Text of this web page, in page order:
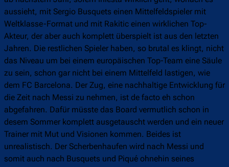
aussieht, mit Sergio Busquets einen Mittelfeldspieler mit
Weltklasse-Format und mit Rakitic einen wirklichen Top-
Akteur, der aber auch komplett überspielt ist aus den letzten
Jahren. Die restlichen Spieler haben, so brutal es klingt, nicht
das Niveau um bei einem europäischen Top-Team eine Säule
zu sein, schon gar nicht bei einem Mittelfeld lastigen, wie
dem FC Barcelona. Der Zug, eine nachhaltige Entwicklung für
die Zeit nach Messi zu nehmen, ist de facto eh schon
abgefahren. Dafür müsste das Board vermutlich schon in
desem Sommer komplett ausgetauscht werden und ein neuer
Trainer mit Mut und Visionen kommen. Beides ist
unrealistisch. Der Scherbenhaufen wird nach Messi und
somit auch nach Busquets und Piqué ohnehin seines